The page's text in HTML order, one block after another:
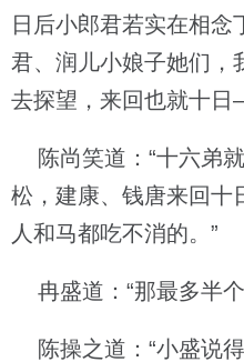
日后小郎君若实在相念
君、润儿小娘子她们，
去探望，来回也就十
陈尚笑道：“十六弟
松，建康、钱唐来回十
人和马都吃不消的。”
冉盛道：“那最多半
陈操之道：“小盛说